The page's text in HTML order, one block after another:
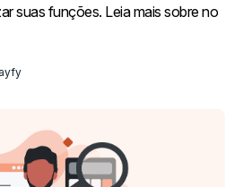
suas funções. Leia mais sobre no